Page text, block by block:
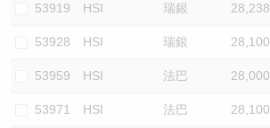
53919 HSI 瑞銀 28,238
53928 HSI 瑞銀 28,100
53959 HSI 法巴 28,000
53971 HSI 法巴 28,100